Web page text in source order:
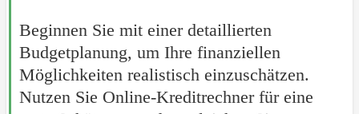
Beginnen Sie mit einer detaillierten
Budgetplanung, um Ihre finanziellen
Möglichkeiten realistisch einzuschätzen.
Nutzen Sie Online-Kreditrechner für eine